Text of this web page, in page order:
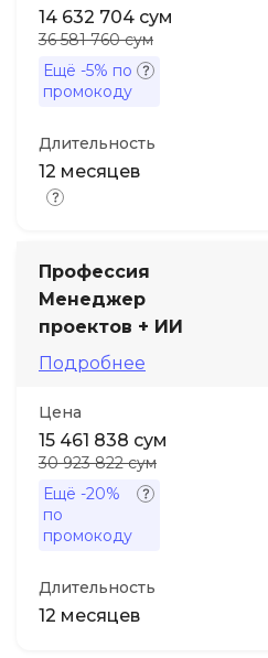
14 632 704 сум
36 581 760 сум
Ещё -5% по
промокоду
Длительность
12 месяцев
Профессия
Менеджер
проектов + ИИ
Подробнее
Цена
15 461 838 сум
30 923 822 сум
Ещё -20%
по
промокоду
Длительность
12 месяцев